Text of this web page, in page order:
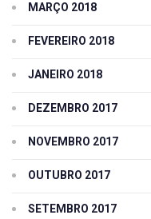
MARÇO 2018
FEVEREIRO 2018
JANEIRO 2018
DEZEMBRO 2017
NOVEMBRO 2017
OUTUBRO 2017
SETEMBRO 2017